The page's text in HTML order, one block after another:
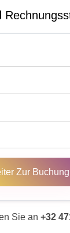
Zur Buchung
Sie an +32